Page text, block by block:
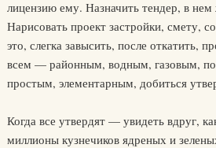
лицензию ему. Назначить тендер, в нем
Нарисовать проект застройки, смету,
это, слегка завысить, после откатить,
всем — районным, водным, газовым,
простым, элементарным, добиться
Когда все утвердят — увидеть вдруг,
миллионы кузнечиков ядреных и